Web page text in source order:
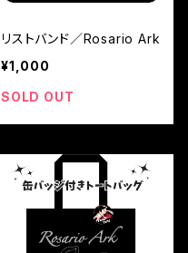
リストバンド／Rosario Ark
¥1,000
SOLD OUT